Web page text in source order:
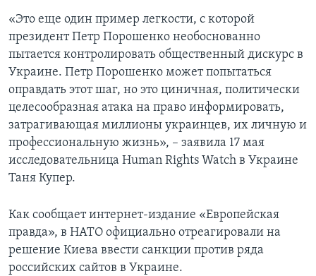
«Это еще один пример легкости, с которой
президент Петр Порошенко необоснованно
пытается контролировать общественный дискурс в
Украине. Петр Порошенко может попытаться
оправдать этот шаг, но это циничная, политически
целесообразная атака на право информировать,
затрагивающая миллионы украинцев, их личную и
профессиональную жизнь», – заявила 17 мая
исследовательница Human Rights Watch в Украине
Таня Купер.
Как сообщает интернет-издание «Европейская
правда», в НАТО официально отреагировали на
решение Киева ввести санкции против ряда
российских сайтов в Украине.